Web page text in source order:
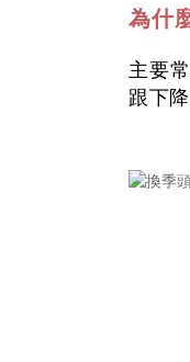
為什
主要
跟下